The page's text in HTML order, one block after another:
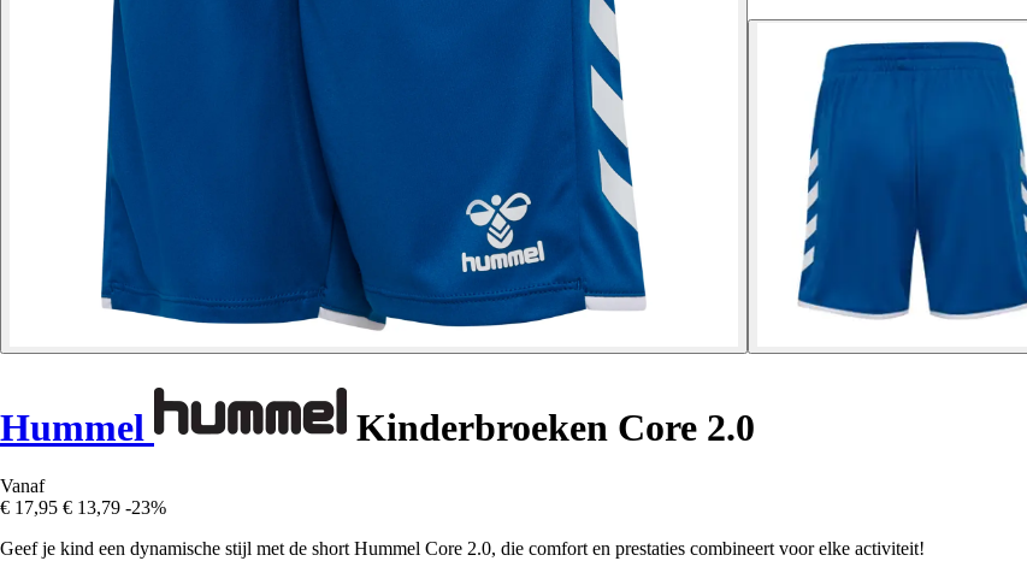
Hummel Kinderbroeken Core 2.0
Vanaf
€ 17,95 € 13,79 -23%
Geef je kind een dynamische stijl met de short Hummel Core 2.0, die comfort en prestaties combineert voor elke activiteit!